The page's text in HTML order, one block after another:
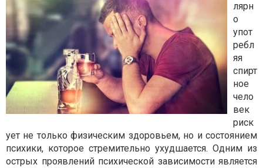
лярн
о
упот
ребл
яя
спирт
ное
чело
век
риск
ует не только физическим здоровьем, но и состоянием
психики, которое стремительно ухудшается. Одним из
острых проявлений психической зависимости является